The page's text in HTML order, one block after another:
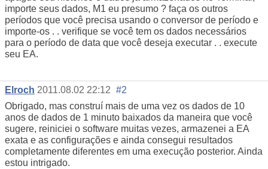
importe seus dados, M1 eu presumo ? faça os outros
períodos que você precisa usando o conversor de período e
importe-os . . verifique se você tem os dados necessários
para o período de data que você deseja executar . . execute
seu EA.
Elroch 2011.08.02 22:12 #2
Obrigado, mas construí mais de uma vez os dados de 10
anos de dados de 1 minuto baixados da maneira que você
sugere, reiniciei o software muitas vezes, armazenei a EA
exata e as configurações e ainda consegui resultados
completamente diferentes em uma execução posterior. Ainda
estou intrigado.